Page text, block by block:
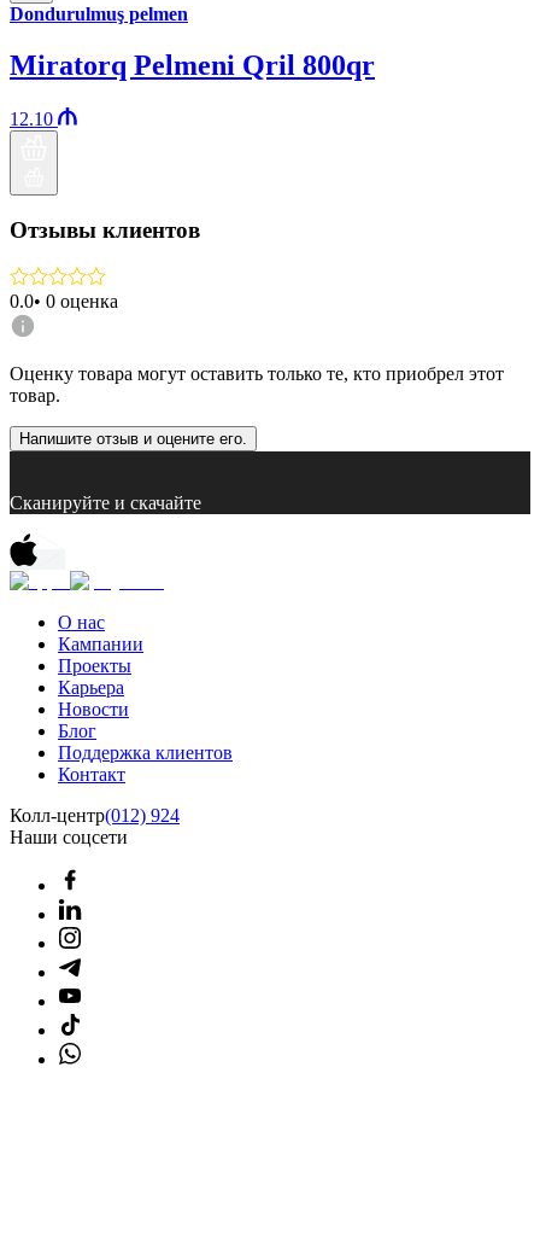
Dondurulmuş pelmen
Miratorq Pelmeni Qril 800qr
12.10
Отзывы клиентов
0.0• 0 оценка
Оценку товара могут оставить только те, кто приобрел этот
товар.
Напишите отзыв и оцените его.
Сканируйте и скачайте
О нас
Кампании
Проекты
Карьера
Новости
Блог
Поддержка клиентов
Контакт
Колл-центр(012) 924
Наши соцсети